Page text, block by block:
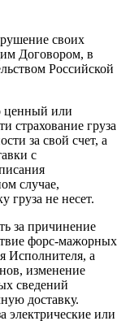
своих
Договором, в
Российской
ценный или
страхование груза
за свой счет, а
с
случае,
груза не несет.
за причинение
форс-мажорных
Исполнителя, а
изменение
сведений
доставку.
электрические или